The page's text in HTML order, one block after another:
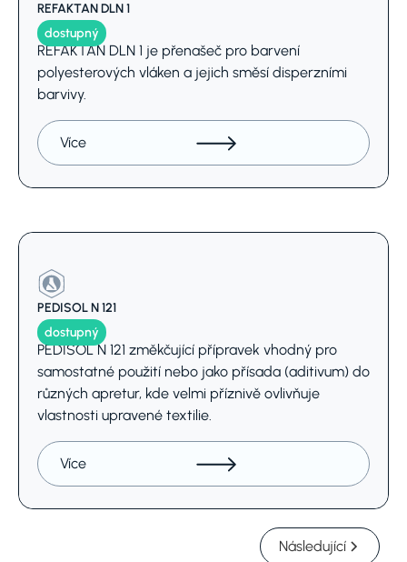
REFAKTAN DLN 1
dostupný
REFAKTAN DLN 1 je přenašeč pro barvení
polyesterových vláken a jejich směsí disperzními
barvivy.
Více
PEDISOL N 121
dostupný
PEDISOL N 121 změkčující přípravek vhodný pro
samostatné použití nebo jako přísada (aditivum) do
různých apretur, kde velmi příznivě ovlivňuje
vlastnosti upravené textilie.
Více
Následující